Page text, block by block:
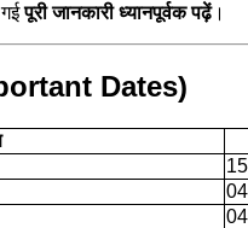
गईपूरी जानकारी ध्यानपूर्वक पढ़ें।
Dates)